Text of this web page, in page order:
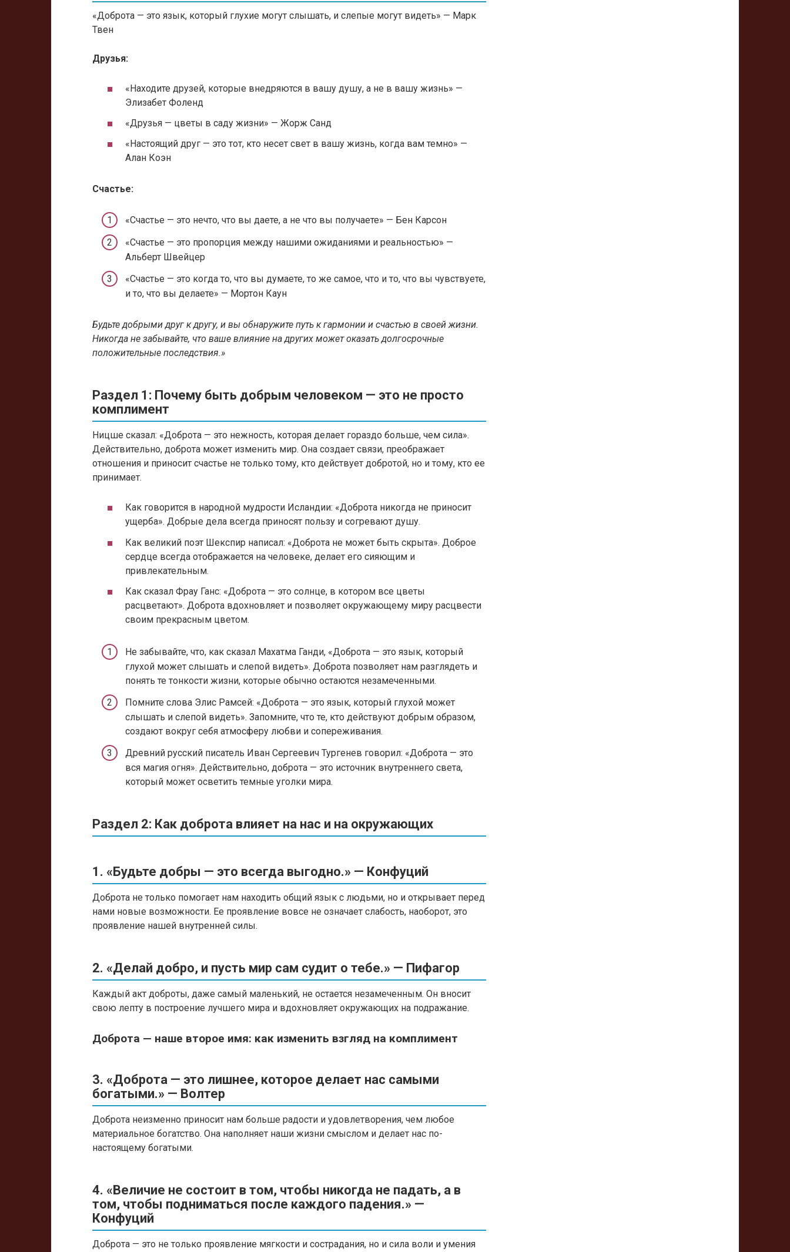
«Доброта — это язык, который глухие могут слышать, и слепые могут видеть» — Марк
Твен
Друзья:
«Находите друзей, которые внедряются в вашу душу, а не в вашу жизнь» —
Элизабет Фоленд
«Друзья — цветы в саду жизни» — Жорж Санд
«Настоящий друг — это тот, кто несет свет в вашу жизнь, когда вам темно» —
Алан Коэн
Счастье:
«Счастье — это нечто, что вы даете, а не что вы получаете» — Бен Карсон
«Счастье — это пропорция между нашими ожиданиями и реальностью» —
Альберт Швейцер
«Счастье — это когда то, что вы думаете, то же самое, что и то, что вы чувствуете,
и то, что вы делаете» — Мортон Каун
Будьте добрыми друг к другу, и вы обнаружите путь к гармонии и счастью в своей жизни.
Никогда не забывайте, что ваше влияние на других может оказать долгосрочные
положительные последствия.»
Раздел 1: Почему быть добрым человеком — это не просто
комплимент
Ницше сказал: «Доброта — это нежность, которая делает гораздо больше, чем сила».
Действительно, доброта может изменить мир. Она создает связи, преображает
отношения и приносит счастье не только тому, кто действует добротой, но и тому, кто ее
принимает.
Как говорится в народной мудрости Исландии: «Доброта никогда не приносит
ущерба». Добрые дела всегда приносят пользу и согревают душу.
Как великий поэт Шекспир написал: «Доброта не может быть скрыта». Доброе
сердце всегда отображается на человеке, делает его сияющим и
привлекательным.
Как сказал Фрау Ганс: «Доброта — это солнце, в котором все цветы
расцветают». Доброта вдохновляет и позволяет окружающему миру расцвести
своим прекрасным цветом.
Не забывайте, что, как сказал Махатма Ганди, «Доброта — это язык, который
глухой может слышать и слепой видеть». Доброта позволяет нам разглядеть и
понять те тонкости жизни, которые обычно остаются незамеченными.
Помните слова Элис Рамсей: «Доброта — это язык, который глухой может
слышать и слепой видеть». Запомните, что те, кто действуют добрым образом,
создают вокруг себя атмосферу любви и сопереживания.
Древний русский писатель Иван Сергеевич Тургенев говорил: «Доброта — это
вся магия огня». Действительно, доброта — это источник внутреннего света,
который может осветить темные уголки мира.
Раздел 2: Как доброта влияет на нас и на окружающих
1. «Будьте добры — это всегда выгодно.» — Конфуций
Доброта не только помогает нам находить общий язык с людьми, но и открывает перед
нами новые возможности. Ее проявление вовсе не означает слабость, наоборот, это
проявление нашей внутренней силы.
2. «Делай добро, и пусть мир сам судит о тебе.» — Пифагор
Каждый акт доброты, даже самый маленький, не остается незамеченным. Он вносит
свою лепту в построение лучшего мира и вдохновляет окружающих на подражание.
Доброта — наше второе имя: как изменить взгляд на комплимент
3. «Доброта — это лишнее, которое делает нас самыми
богатыми.» — Волтер
Доброта неизменно приносит нам больше радости и удовлетворения, чем любое
материальное богатство. Она наполняет наши жизни смыслом и делает нас по-
настоящему богатыми.
4. «Величие не состоит в том, чтобы никогда не падать, а в
том, чтобы подниматься после каждого падения.» —
Конфуций
Доброта — это не только проявление мягкости и сострадания, но и сила воли и умения